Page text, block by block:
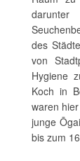
des
von
Hygiene
Koch in
waren
junge
bis zum